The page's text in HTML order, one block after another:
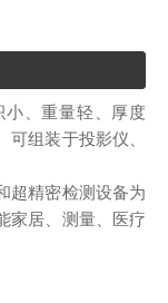
、重量轻、厚度
组装于投影仪、
超精密检测设备为
家居、测量、医疗